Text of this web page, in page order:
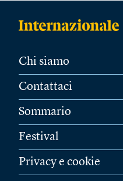
Chi siamo
Contattaci
Sommario
Festival
Privacy e cookie